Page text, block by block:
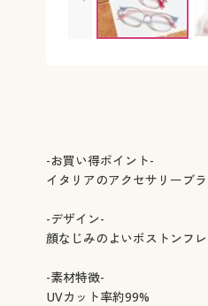
-お買い得ポイント-
イタリアのアクセサリーブ
-デザイン-
顔なじみのよいボストンフ
-素材特徴-
UVカット率約99%